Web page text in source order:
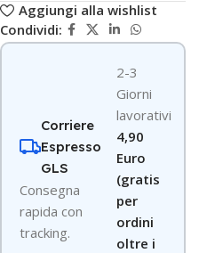
Aggiungi alla wishlist
Condividi:
Corriere
Espresso
GLS
Consegna
rapida con
tracking.
2-3
Giorni
lavorativi
4,90
Euro
(gratis
per
ordini
oltre i